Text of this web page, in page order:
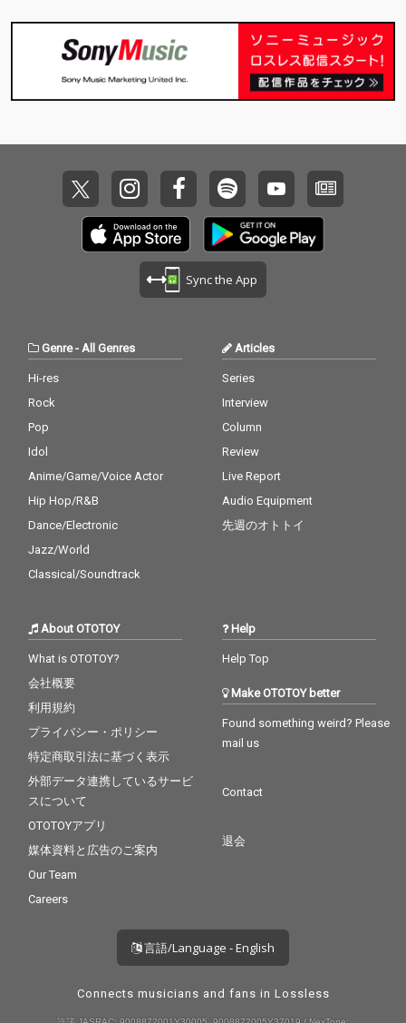
の若草恵が担当。
Sync the App
Genre- All Genres
Hi-res
Rock
Pop
Idol
Anime/Game/Voice Actor
Hip Hop/R&B
Dance/Electronic
Jazz/World
Classical/Soundtrack
Articles
Series
Interview
Column
Review
Live Report
Audio Equipment
先週のオトトイ
About OTOTOY
What is OTOTOY?
会社概要
利用規約
プライバシー・ポリシー
特定商取引法に基づく表示
外部データ連携しているサービ
スについて
OTOTOYアプリ
媒体資料と広告のご案内
Our Team
Careers
Help
Help Top
Make OTOTOY better
Found something weird? Please
mail us
Contact
退会
言語/Language - English
Connects musicians and fans in Lossless